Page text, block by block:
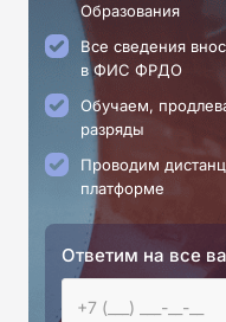
Образования
Все сведения
в ФИС ФРДО
Обучаем,
разряды
Проводим
платформе
Ответим на все